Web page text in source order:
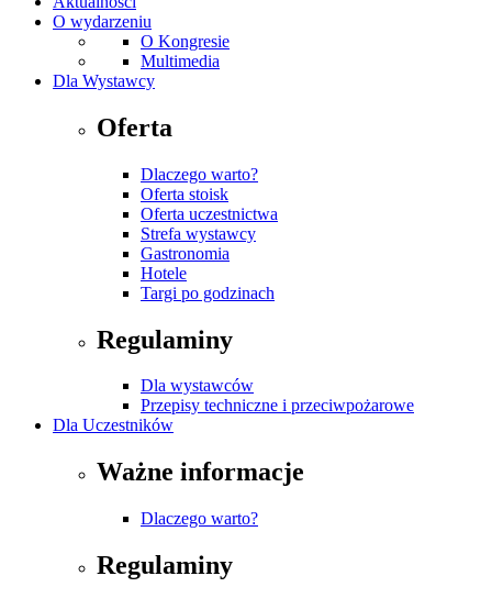
O wydarzeniu
O Kongresie
Multimedia
Dla Wystawcy
Oferta
Dlaczego warto?
Oferta stoisk
Oferta uczestnictwa
Strefa wystawcy
Gastronomia
Hotele
Targi po godzinach
Regulaminy
Dla wystawców
Przepisy techniczne i przeciwpożarowe
Dla Uczestników
Ważne informacje
Dlaczego warto?
Regulaminy